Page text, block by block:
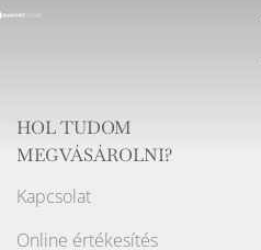
HOL TUDOM
MEGVÁSÁROLNI?
Kapcsolat
Online értékesítés